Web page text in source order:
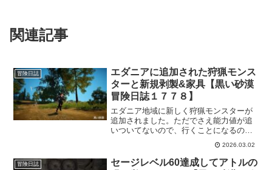
関連記事
冒険日誌
エダニアに追加された狩猟モンス
ターと新規剥製&家具【黒い砂漠
冒険日誌１７７８】
エダニア地域に新しく狩猟モンスターが
追加されました。ただでさえ能力値が追
いついてないので、行くことになるのは
まだ先になると思いますけど、気になっ
たのでメモしておきました。ついでに新
規の家具も追加されてるのでそちらもサ
2026.03.02
冒険日誌
セージレベル60達成してアトルの